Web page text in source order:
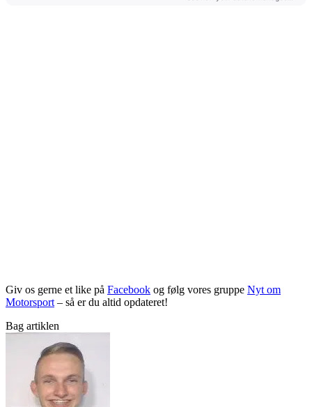
Giv os gerne et like på Facebook og følg vores gruppe Nyt om
Motorsport– så er du altid opdateret!
Bag artiklen